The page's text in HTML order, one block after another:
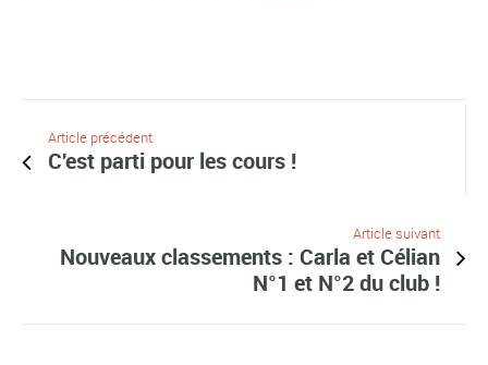
Article précédent
C'est parti pour les cours !
Article suivant
Nouveaux classements : Carla et Célian
N°1 et N°2 du club !